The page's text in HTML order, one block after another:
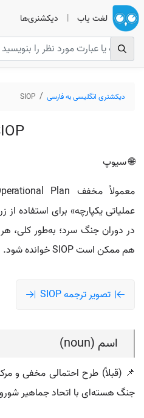
لغت یاب | دیکشنری‌ها
دیکشنری انگلیسی به فارسی SIOP
🌐 سیوپ
عملیاتی یکپارچه» برای استفاده
در دوران جنگ سرد؛ به‌طور کلی،
هم ممکن است SIOP خوانده شود.
تصویر ترجمه SIOP
اسم (noun)
📌 (قبلاً) طرح احتمالی مخفی و
جنگ هسته‌ای با اتحاد جماهیر